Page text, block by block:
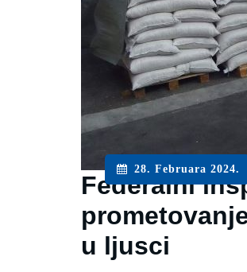
28. Februara 2024.
Federalni
u ljusci